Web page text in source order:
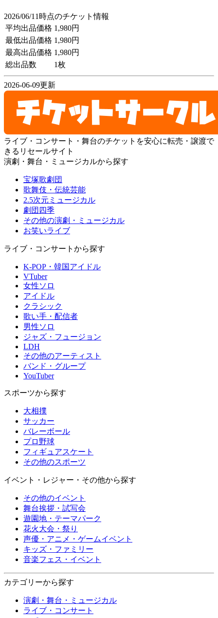
2026/06/11時点のチケット情報
平均出品価格 1,980円
最低出品価格 1,980円
最高出品価格 1,980円
総出品数
1枚
2026-06-09更新
ライブ・コンサート・舞台のチケットを安心に転売・譲渡で
きるリセールサイト
演劇・舞台・ミュージカルから探す
宝塚歌劇団
歌舞伎・伝統芸能
2.5次元ミュージカル
劇団四季
その他の演劇・ミュージカル
お笑いライブ
ライブ・コンサートから探す
K-POP・韓国アイドル
VTuber
女性ソロ
アイドル
クラシック
歌い手・配信者
男性ソロ
ジャズ・フュージョン
LDH
その他のアーティスト
バンド・グループ
YouTuber
スポーツから探す
大相撲
サッカー
バレーボール
プロ野球
フィギュアスケート
その他のスポーツ
イベント・レジャー・その他から探す
その他のイベント
舞台挨拶・試写会
遊園地・テーマパーク
花火大会・祭り
声優・アニメ・ゲームイベント
キッズ・ファミリー
音楽フェス・イベント
カテゴリーから探す
演劇・舞台・ミュージカル
ライブ・コンサート